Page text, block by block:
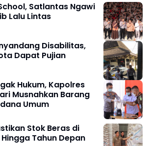
Satlantas Ngawi
Lalu Lintas
Disabilitas,
Dapat Pujian
Hukum, Kapolres
Musnahkan Barang
Umum
Stok Beras di
Tahun Depan